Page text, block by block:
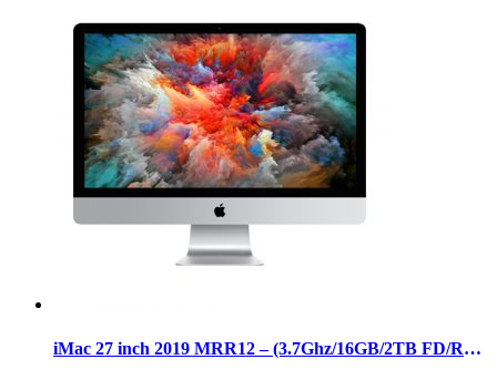
iMac 27 inch 2019 MRR12 – (3.7Ghz/16GB/2TB FD/RP 580X) – 99%